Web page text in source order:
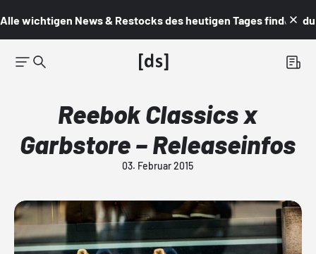
Alle wichtigen News & Restocks des heutigen Tages findest du
Reebok Classics x
Garbstore – Releaseinfos
03. Februar 2015